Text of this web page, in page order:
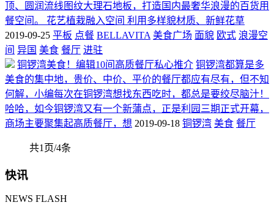
顶、圆润流线图纹大理石地板，打造国内最奢华浪漫的百货用
餐空间。 花艺植栽融入空间 利用多样貌材质、新鲜花草
2019-09-25 平板 点餐 BELLAVITA 美食广场 面貌 欧式 浪漫空
间 异国 美食 餐厅 进驻
铜锣湾美食！编辑10间高质餐厅私心推介 铜锣湾都算是多
美食的集中地，贵价、中价、平价的餐厅都应有尽有，但不知
何解，小编每次在铜锣湾想找东西吃时，都总是要绞尽脑汁！
哈哈，如今铜锣湾又有一个新蒲点，正是利园三期正式开幕，
商场主要聚集起高质餐厅，想 2019-09-18 铜锣湾 美食 餐厅
共1页/4条
快讯
NEWS FLASH